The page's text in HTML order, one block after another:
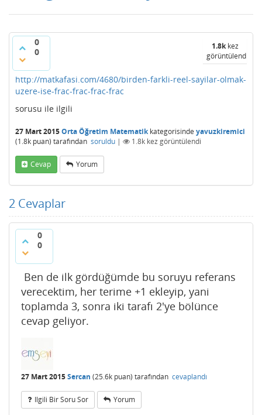
0
0
1.8kkez
görüntülendi
http://matkafasi.com/4680/birden-farkli-reel-sayilar-olmak-
uzere-ise-frac-frac-frac-frac
sorusu ile ilgili
27 Mart 2015Orta Öğretim Matematikkategorisinde yavuzkiremici
(1.8k puan) tarafından soruldu | 1.8k kez görüntülendi
Cevap Yorum
2 Cevaplar
0
0
Ben de ilk gördüğümde bu soruyu referans
verecektim, her terime +1 ekleyip, yani
toplamda 3, sonra iki tarafı 2'ye bölünce
cevap geliyor.
27 Mart 2015Sercan (25.6k puan) tarafından cevaplandı
Ilgili Bir Soru Sor Yorum